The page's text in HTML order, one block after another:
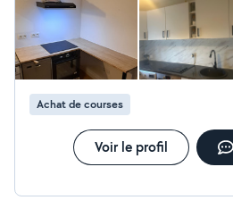
Achat de courses
Voir le profil